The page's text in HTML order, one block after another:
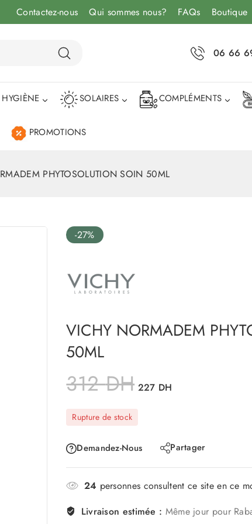
Contactez-nous Qui sommes nous? FAQs Boutique
06 66
HYGIÈNE SOLAIRES COMPLÉMENTS
PROMOTIONS
PHYTOSOLUTION SOIN 50ML
-27%
VICHY NORMADEM
50ML
312DH 227 DH
Rupture de stock
Demandez-Nous Partager
24 personnes consultent ce site en ce
Livraison estimée : Même jour pour